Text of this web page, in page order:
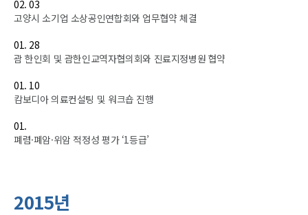
02. 03
고양시 소기업 소상공인연합회와 업무협약 체결
01. 28
괌 한인회 및 괌한인교역자협의회와 진료지정병원 협약
01. 10
캄보디아 의료컨설팅 및 워크숍 진행
01.
폐렴·폐암·위암 적정성 평가 ‘1등급’
2015년